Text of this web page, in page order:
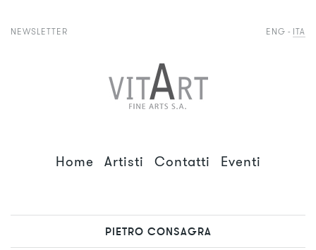
NEWSLETTER ITA
ENG
Home Artisti Contatti Eventi
PIETRO CONSAGRA